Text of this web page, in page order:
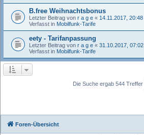
B.free Weihnachtsbonus
Letzter Beitrag von r a g e « 14.11.2017, 20:48
Verfasst in Mobilfunk-Tarife
eety - Tarifanpassung
Letzter Beitrag von r a g e « 31.10.2017, 07:02
Verfasst in Mobilfunk-Tarife
Die Suche ergab 544 Treffer
Foren-Übersicht